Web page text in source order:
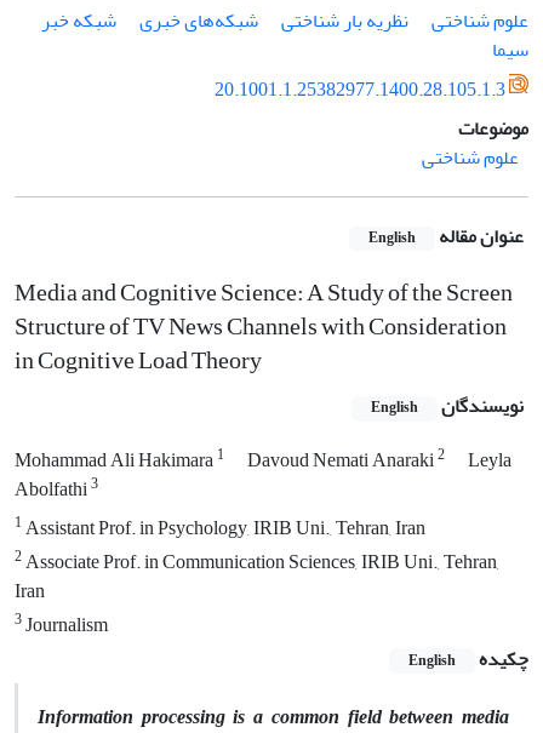
علوم شناختی
نظریه بار شناختی شبکه‏‌های خبری
شبکه خبر
سیما
20.1001.1.25382977.1400.28.105.1.3
موضوعات
علوم شناختی
عنوان مقاله English
Media and Cognitive Science: A Study of the Screen
Structure of TV News Channels with Consideration
in Cognitive Load Theory
نویسندگان English
Mohammad Ali Hakimara1 Davoud Nemati Anaraki2
Leyla
Abolfathi3
1Assistant Prof. in Psychology, IRIB Uni., Tehran, Iran
2Associate Prof. in Communication Sciences, IRIB Uni., Tehran,
Iran
3Journalism
چکیده
English
Information processing is a common field between media